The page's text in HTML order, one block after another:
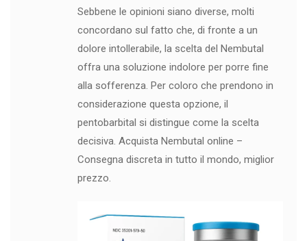
Sebbene le opinioni siano diverse, molti
concordano sul fatto che, di fronte a un
dolore intollerabile, la scelta del Nembutal
offra una soluzione indolore per porre fine
alla sofferenza. Per coloro che prendono in
considerazione questa opzione, il
pentobarbital si distingue come la scelta
decisiva. Acquista Nembutal online –
Consegna discreta in tutto il mondo, miglior
prezzo.